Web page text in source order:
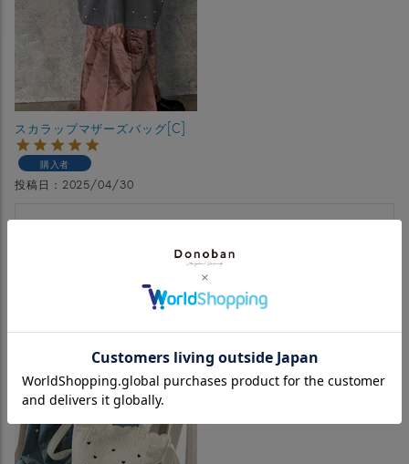
スカラップマザーズバッグ[C]
購入者
投稿日 2025/04/30
いとと思い購入しました。機能面、バック自体の重さ、可愛
さどれを取っても最高です。